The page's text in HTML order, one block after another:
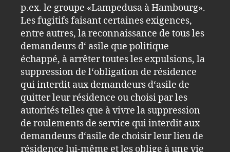
p.ex. le groupe «Lampedusa à Hambourg».
Les fugitifs faisant certaines exigences,
entre autres, la reconnaissance de tous les
demandeurs d‘ asile que politique
échappé, à arrêter toutes les expulsions, la
suppression de l‘obligation de résidence
qui interdit aux demandeurs d‘asile de
quitter leur résidence ou choisi par les
autorités telles que à vivre la suppression
de roulements de service qui interdit aux
demandeurs d‘asile de choisir leur lieu de
résidence lui-même et les oblige à une vie